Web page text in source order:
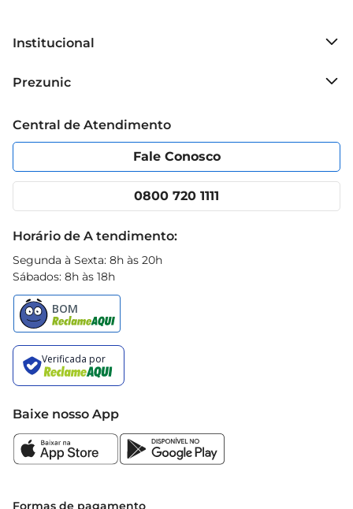
Institucional
Grupo Cencosud
Política de Privacidade
Portal do fornecedor
Cencosud Media
Prezunic
Código de Ética
App Prezunic
Central de Atendimento
Fale Conosco
0800 720 1111
Horário de A tendimento:
Segunda à Sexta: 8h às 20h
Sábados: 8h às 18h
Baixe nosso App
Formas de pagamento